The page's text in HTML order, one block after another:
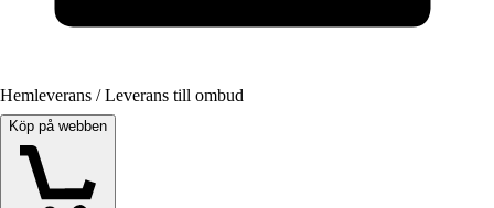
Hemleverans / Leverans till ombud
Köp på webben